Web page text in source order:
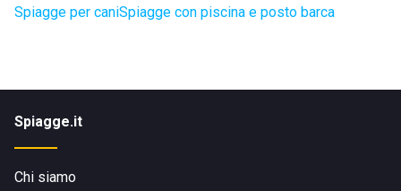
Spiagge per caniSpiagge con piscina e posto barca
Spiagge.it
Chi siamo